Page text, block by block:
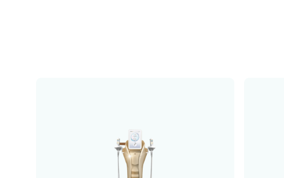
الوجه والرقبة غير الجراحية باستخدام تقنية
الموجات فوق الصوتية المركزة عالية الكثافة
(HIFU). يعمل الجهاز على تحفيز إنتاج
الكولاجين في الطبقات العميقة من الجلد، مما
يساعد على شد البشرة وتحسين الترهلات